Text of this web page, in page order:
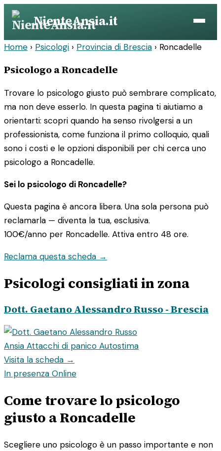
Vai
contenuto
NienteAnsia.it
Home › Psicologi › Provincia di Brescia › Roncadelle
Psicologo a Roncadelle
Trovare lo psicologo giusto può sembrare complicato,
ma non deve esserlo. In questa pagina ti aiutiamo a
orientarti: scopri quando ha senso rivolgersi a un
professionista, come funziona il primo colloquio, quali
sono i costi e le opzioni disponibili per chi cerca uno
psicologo a Roncadelle.
Sei lo psicologo di Roncadelle?
Questa pagina è ancora libera. Una sola persona può
reclamarla — diventa la tua, esclusiva.
100€/anno per Roncadelle. Attiva entro 48 ore.
Reclama questa scheda →
Psicologi consigliati in zona
Dott. Gaetano Alessandro Russo - Brescia
Ansia Attacchi di panico Autostima
Visita la scheda →
In presenza Online
Come trovare lo psicologo
giusto a Roncadelle
Scegliere uno psicologo è un passo importante e non